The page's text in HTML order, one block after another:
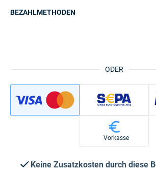
ODER
BEZAHLMETHODEN
Vorkasse
Keine Zusatzkosten durch diese